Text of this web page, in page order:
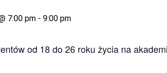
7:00 pm - 9:00 pm
od 18 do 26 roku życia na